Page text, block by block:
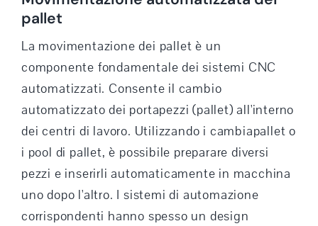
pallet
La movimentazione dei pallet è un
componente fondamentale dei sistemi CNC
automatizzati. Consente il cambio
automatizzato dei portapezzi (pallet) all'interno
dei centri di lavoro. Utilizzando i cambiapallet o
i pool di pallet, è possibile preparare diversi
pezzi e inserirli automaticamente in macchina
uno dopo l'altro. I sistemi di automazione
corrispondenti hanno spesso un design